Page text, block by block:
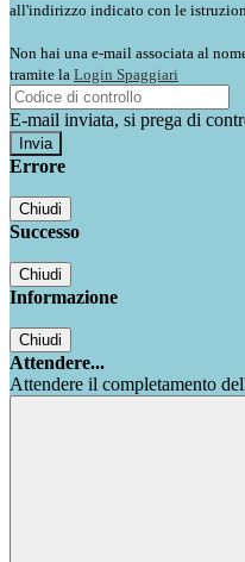
all'indirizzo indicato con le
Non hai una e-mail associata al
tramite la Login Spaggiari
E-mail inviata, si prega di
Errore
Chiudi
Successo
Chiudi
Informazione
Chiudi
Attendere...
Attendere il completamento